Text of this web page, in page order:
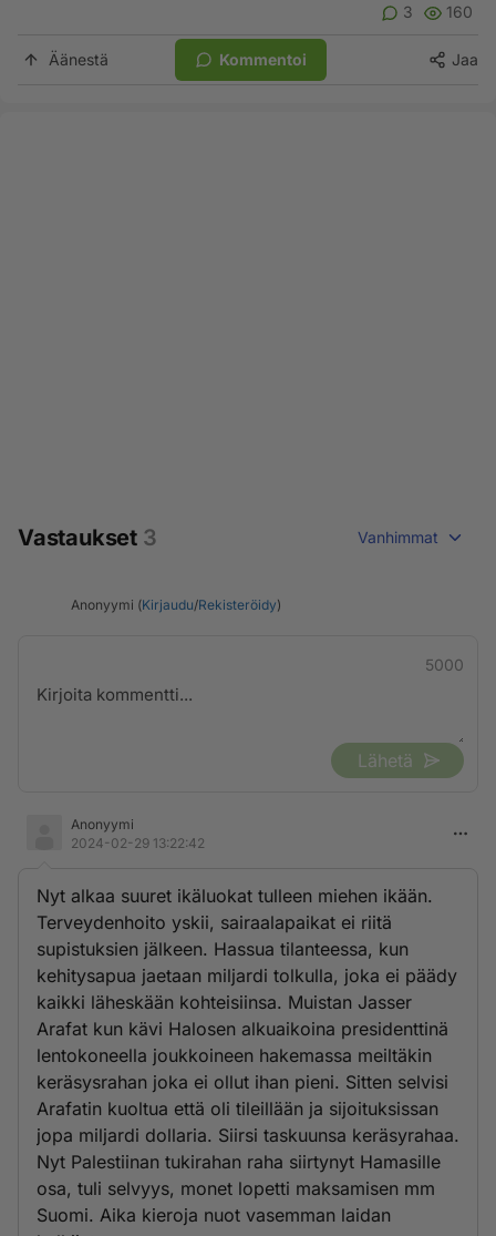
3 160
Äänestä Kommentoi Jaa
Vastaukset 3 Vanhimmat
Anonyymi (Kirjaudu/Rekisteröidy)
5000
Lähetä
Anonyymi
2024-02-29 13:22:42
Nyt alkaa suuret ikäluokat tulleen miehen ikään.
Terveydenhoito yskii, sairaalapaikat ei riitä
supistuksien jälkeen. Hassua tilanteessa, kun
kehitysapua jaetaan miljardi tolkulla, joka ei päädy
kaikki läheskään kohteisiinsa. Muistan Jasser
Arafat kun kävi Halosen alkuaikoina presidenttinä
lentokoneella joukkoineen hakemassa meiltäkin
keräsysrahan joka ei ollut ihan pieni. Sitten selvisi
Arafatin kuoltua että oli tileillään ja sijoituksissan
jopa miljardi dollaria. Siirsi taskuunsa keräsyrahaa.
Nyt Palestiinan tukirahan raha siirtynyt Hamasille
osa, tuli selvyys, monet lopetti maksamisen mm
Suomi. Aika kieroja nuot vasemman laidan